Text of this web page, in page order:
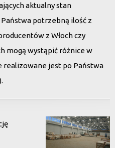
aktualny stan
potrzebną ilość z
z Włoch czy
mogą wystąpić różnice w
realizowane jest po Państwa